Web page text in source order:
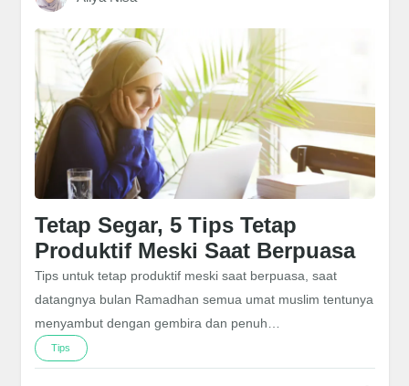
Tetap Segar, 5 Tips Tetap
Produktif Meski Saat Berpuasa
Tips untuk tetap produktif meski saat berpuasa, saat
datangnya bulan Ramadhan semua umat muslim tentunya
menyambut dengan gembira dan penuh…
Tips